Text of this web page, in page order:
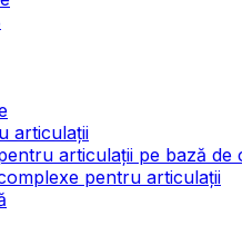
articulații
articulații pe bază de
pentru articulații